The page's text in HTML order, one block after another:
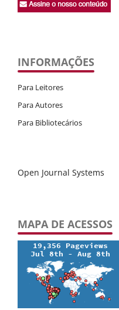
INFORMAÇÕES
Para Leitores
Para Autores
Para Bibliotecários
Open Journal Systems
MAPA DE ACESSOS